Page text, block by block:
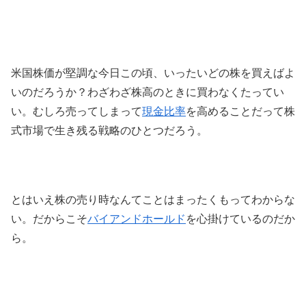
米国株価が堅調な今日この頃、いったいどの株を買えばよ
いのだろうか？わざわざ株高のときに買わなくたってい
い。むしろ売ってしまって現金比率を高めることだって株
式市場で生き残る戦略のひとつだろう。
とはいえ株の売り時なんてことはまったくもってわからな
い。だからこそバイアンドホールド を心掛けているのだか
ら。